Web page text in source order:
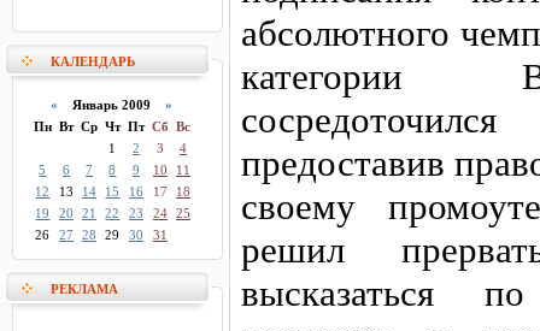
КАЛЕНДАРЬ
« Январь 2009»
Пн Вт Ср Чт Пт Сб Вс
1
2 3
4
5
6 7 8 9 10
11
12
13 14 15 16 17
18
19
20 21 22 23 24 25
26
27 28 29 30 31
РЕКЛАМА
абсолютного
категории
предоставив
своему
решил
высказаться